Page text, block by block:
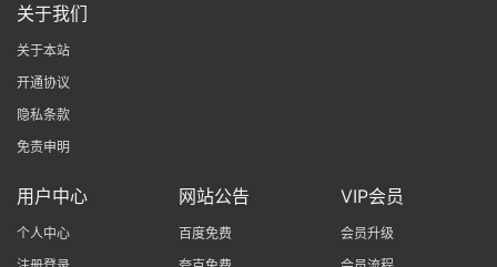
关于我们
关于本站
开通协议
隐私条款
免责申明
用户中心
个人中心
网站公告
百度免费
VIP会员
会员升级